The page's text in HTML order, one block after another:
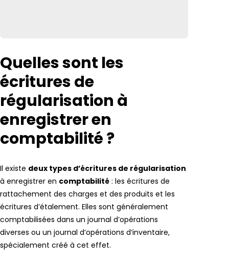
Quelles sont les
écritures de
régularisation à
enregistrer en
comptabilité ?
Il existe deux types d’écritures de régularisation
à enregistrer en comptabilité : les écritures de
rattachement des charges et des produits et les
écritures d’étalement. Elles sont généralement
comptabilisées dans un journal d’opérations
diverses ou un journal d’opérations d’inventaire,
spécialement créé à cet effet.